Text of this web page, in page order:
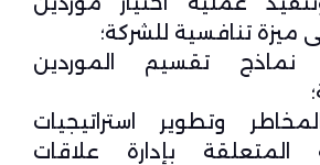
ميزة تنافسية للشركة؛
نماذج تقسيم الموردين
وتطوير استراتيجيات
المتعلقة بإدارة علاقات